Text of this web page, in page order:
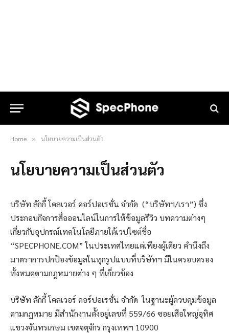
Home » นโยบายความเป็นส่วนตัว
นโยบายความเป็นส่วนตัว
บริษัท ลักกี้ โคลเวอร์ คอร์ปอเรชั่น จำกัด (“บริษัทฯ/เรา”) ซึ่ง
ประกอบกิจการสื่อออนไลน์ในการให้ข้อมูลรีวิว บทความต่างๆ
เกี่ยวกับอุปกรณ์เทคโนโลยีภายใต้เวปไซต์ชื่อ
“SPECPHONE.COM” ในประเทศไทยแต่เพียงผู้เดียว คำนึงถึง
มาตราการปกป้องข้อมูลในทุกรูปแบบที่บริษัทฯ มีในครอบครอง
ทั้งหมดตามกฎหมายต่าง ๆ ที่เกี่ยวข้อง
บริษัท ลักกี้ โคลเวอร์ คอร์ปอเรชั่น จำกัด ในฐานะผู้ควบคุมข้อมูล
ตามกฎหมาย มีสำนักงานตั้งอยู่เลขที่ 559/66 ซอยเสือใหญ่อุทิศ
แขวงจันทรเกษม เขตจตุจักร กรุงเทพฯ 10900